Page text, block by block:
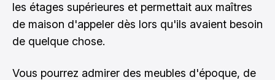
les étages supérieures et permettait aux maîtres
de maison d'appeler dès lors qu'ils avaient besoin
de quelque chose.
Vous pourrez admirer des meubles d'époque, de